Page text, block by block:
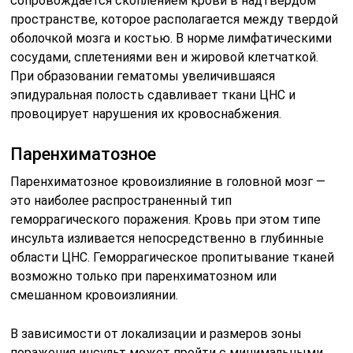
пространстве, которое располагается между твердой
оболочкой мозга и костью. В норме лимфатическими
сосудами, сплетениями вен и жировой клетчаткой.
При образовании гематомы увеличившаяся
эпидуральная полость сдавливает ткани ЦНС и
провоцирует нарушения их кровоснабжения.
Паренхиматозное
Паренхиматозное кровоизлияние в головной мозг —
это наиболее распространенный тип
геморрагического поражения. Кровь при этом типе
инсульта изливается непосредственно в глубинные
области ЦНС. Геморрагическое пропитывание тканей
возможно только при паренхиматозном или
смешанном кровоизлиянии.
В зависимости от локализации и размеров зоны